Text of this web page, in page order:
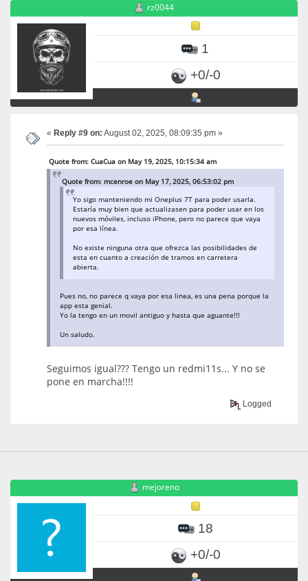
rz0044
1
+0/-0
« Reply #9 on: August 02, 2025, 08:09:35 pm »
Quote from: CuaCua on May 19, 2025, 10:15:34 am
Quote from: mcenroe on May 17, 2025, 06:53:02 pm
Yo sigo manteniendo mi Oneplus 7T para poder usarla.
Estaría muy bien que actualizasen para poder usar en los
nuevos móviles, incluso iPhone, pero no parece que vaya
por esa línea.
No existe ninguna otra que ofrezca las posibilidades de
esta en cuanto a creación de tramos en carretera
abierta.
Pues no, no parece q vaya por esa linea, es una pena porque la
app esta genial.
Yo la tengo en un movil antiguo y hasta que aguante!!!
Un saludo.
Seguimos igual??? Tengo un redmi11s... Y no se
pone en marcha!!!!
Logged
mejoreno
18
+0/-0